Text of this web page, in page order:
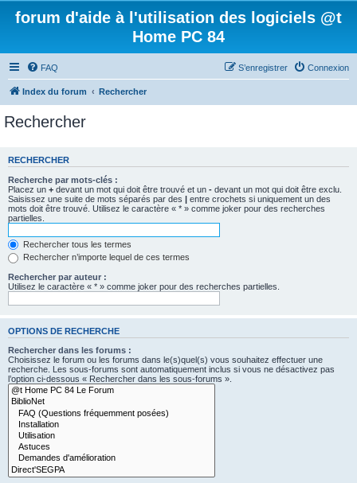
forum d'aide à l'utilisation des logiciels @t
Home PC 84
FAQ Connexion
S’enregistrer
Index du forum Rechercher
Rechercher
RECHERCHER
Recherche par mots-clés :
Placez un + devant un mot qui doit être trouvé et un - devant un mot qui doit être exclu.
Saisissez une suite de mots séparés par des | entre crochets si uniquement un des
mots doit être trouvé. Utilisez le caractère « * » comme joker pour des recherches
partielles.
Rechercher tous les termes
Rechercher n’importe lequel de ces termes
Rechercher par auteur :
Utilisez le caractère « * » comme joker pour des recherches partielles.
OPTIONS DE RECHERCHE
Rechercher dans les forums :
Choisissez le forum ou les forums dans le(s)quel(s) vous souhaitez effectuer une
recherche. Les sous-forums sont automatiquement inclus si vous ne désactivez pas
l’option ci-dessous « Rechercher dans les sous-forums ».